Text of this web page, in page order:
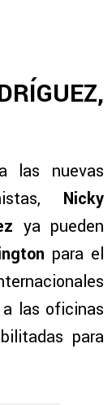
las nuevas
Nicky
ya pueden
para el
las oficinas
para